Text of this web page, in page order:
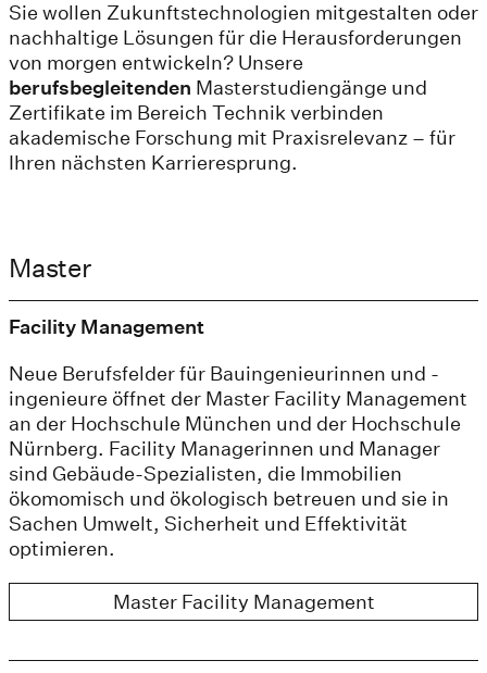
Sie wollen Zukunftstechnologien mitgestalten oder
nachhaltige Lösungen für die Herausforderungen
von morgen entwickeln? Unsere
berufsbegleitenden Masterstudiengänge und
Zertifikate im Bereich Technik verbinden
akademische Forschung mit Praxisrelevanz – für
Ihren nächsten Karrieresprung.
Master
Facility Management
Neue Berufsfelder für Bauingenieurinnen und -
ingenieure öffnet der Master Facility Management
an der Hochschule München und der Hochschule
Nürnberg. Facility Managerinnen und Manager
sind Gebäude-Spezialisten, die Immobilien
ökomomisch und ökologisch betreuen und sie in
Sachen Umwelt, Sicherheit und Effektivität
optimieren.
Master Facility Management